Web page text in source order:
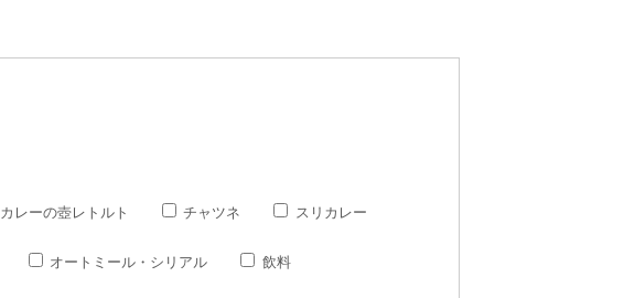
カレーの壺レトルト チャツネ スリカレー
オートミール・シリアル 飲料